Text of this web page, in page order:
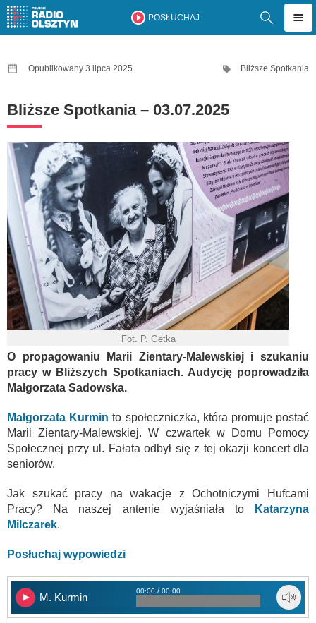
POSŁUCHAJ
Opublikowany 3 lipca 2025 Bliższe Spotkania
Bliższe Spotkania – 03.07.2025
Fot. P. Getka
O propagowaniu Marii Zientary-Malewskiej i szukaniu
pracy w Bliższych Spotkaniach. Audycję poprowadziła
Małgorzata Sadowska.
Małgorzata Kurmin to społeczniczka, która promuje postać
Marii Zientary-Malewskiej. W czwartek w Domu Pomocy
Społecznej przy ul. Fałata odbył się z tej okazji koncert dla
seniorów.
Jak szukać pracy na wakacje z Ochotniczymi Hufcami
Pracy? Na naszej antenie wyjaśniała to
Katarzyna
Milczarek.
Posłuchaj wypowiedzi
M. Kurmin
00:00 / 00:00